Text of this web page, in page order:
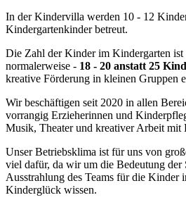
In der Kindervilla werden 10 - 12
Kindergartenkinder betreut.
Die Zahl der Kinder im Kindergarten ist
normalerweise - 18 - 20 anstatt 25
kreative Förderung in kleinen Gruppen
Wir beschäftigen seit 2020 in allen
vorrangig Erzieherinnen und
Musik, Theater und kreativer Arbeit mit
Unser Betriebsklima ist für uns von
viel dafür, da wir um die Bedeutung der
Ausstrahlung des Teams für die Kinder
Kinderglück wissen.